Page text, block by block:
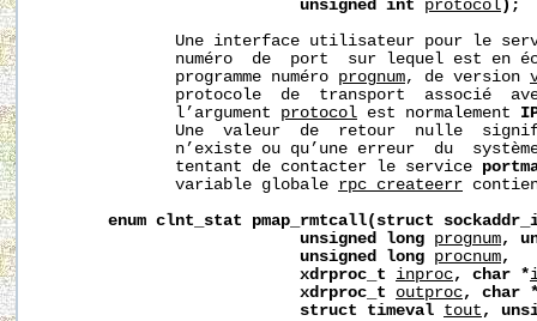
unsigned
int protocol );
Une interface utilisateur pour le
numéro  de  port  sur lequel est en
              programme numéro
prognum, de version
protocole  de  transport  associé
              l’argument
protocol est normalement
Une  valeur  de  retour  nulle
n’existe ou qu’une erreur  du
              tentant de contacter le service
              variable globale
rpc_createerr
enum clnt_stat pmap_rmtcall(struct
unsigned
long prognum,
unsigned
long procnum,
xdrproc_t
inproc, char *
xdrproc_t
outproc, char
struct
timeval tout ,